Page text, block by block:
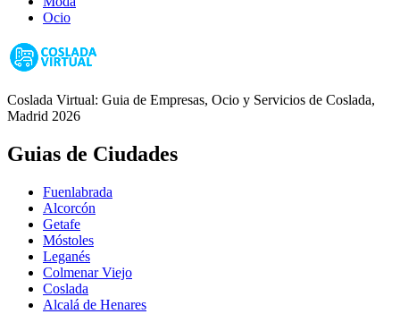
Ocio
Coslada Virtual: Guia de Empresas, Ocio y Servicios de Coslada,
Madrid 2026
Guias de Ciudades
Fuenlabrada
Alcorcón
Getafe
Móstoles
Leganés
Colmenar Viejo
Coslada
Alcalá de Henares